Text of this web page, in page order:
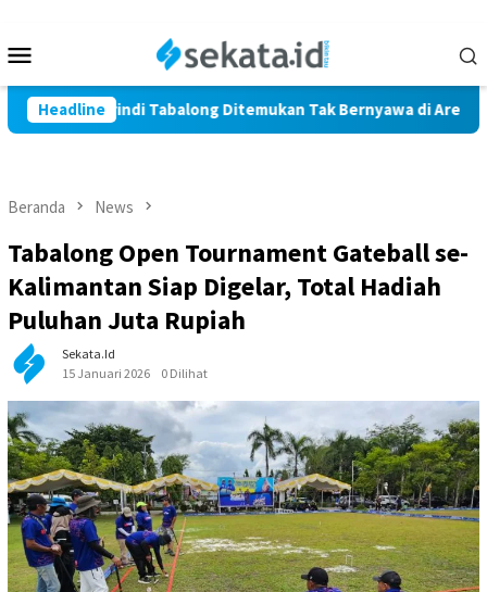
konten
Mobile
Headline
Warga Marindi Tabalong Ditemukan Tak Bernyawa di Area
Beranda News
Tabalong Open Tournament Gateball se-
Kalimantan Siap Digelar, Total Hadiah
Puluhan Juta Rupiah
Sekata.id
15 Januari 2026
0 Dilihat